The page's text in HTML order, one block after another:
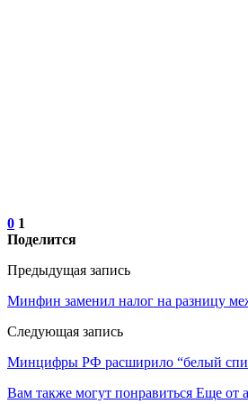
0 1
Поделится
Предыдущая запись
Минфин заменил налог на разницу
Следующая запись
Минцифры РФ расширило “белый
Вам также могут понравиться Еще от